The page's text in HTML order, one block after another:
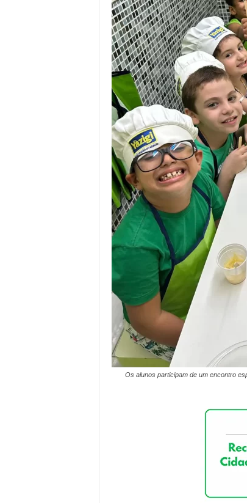
Os alunos participam de um encontro